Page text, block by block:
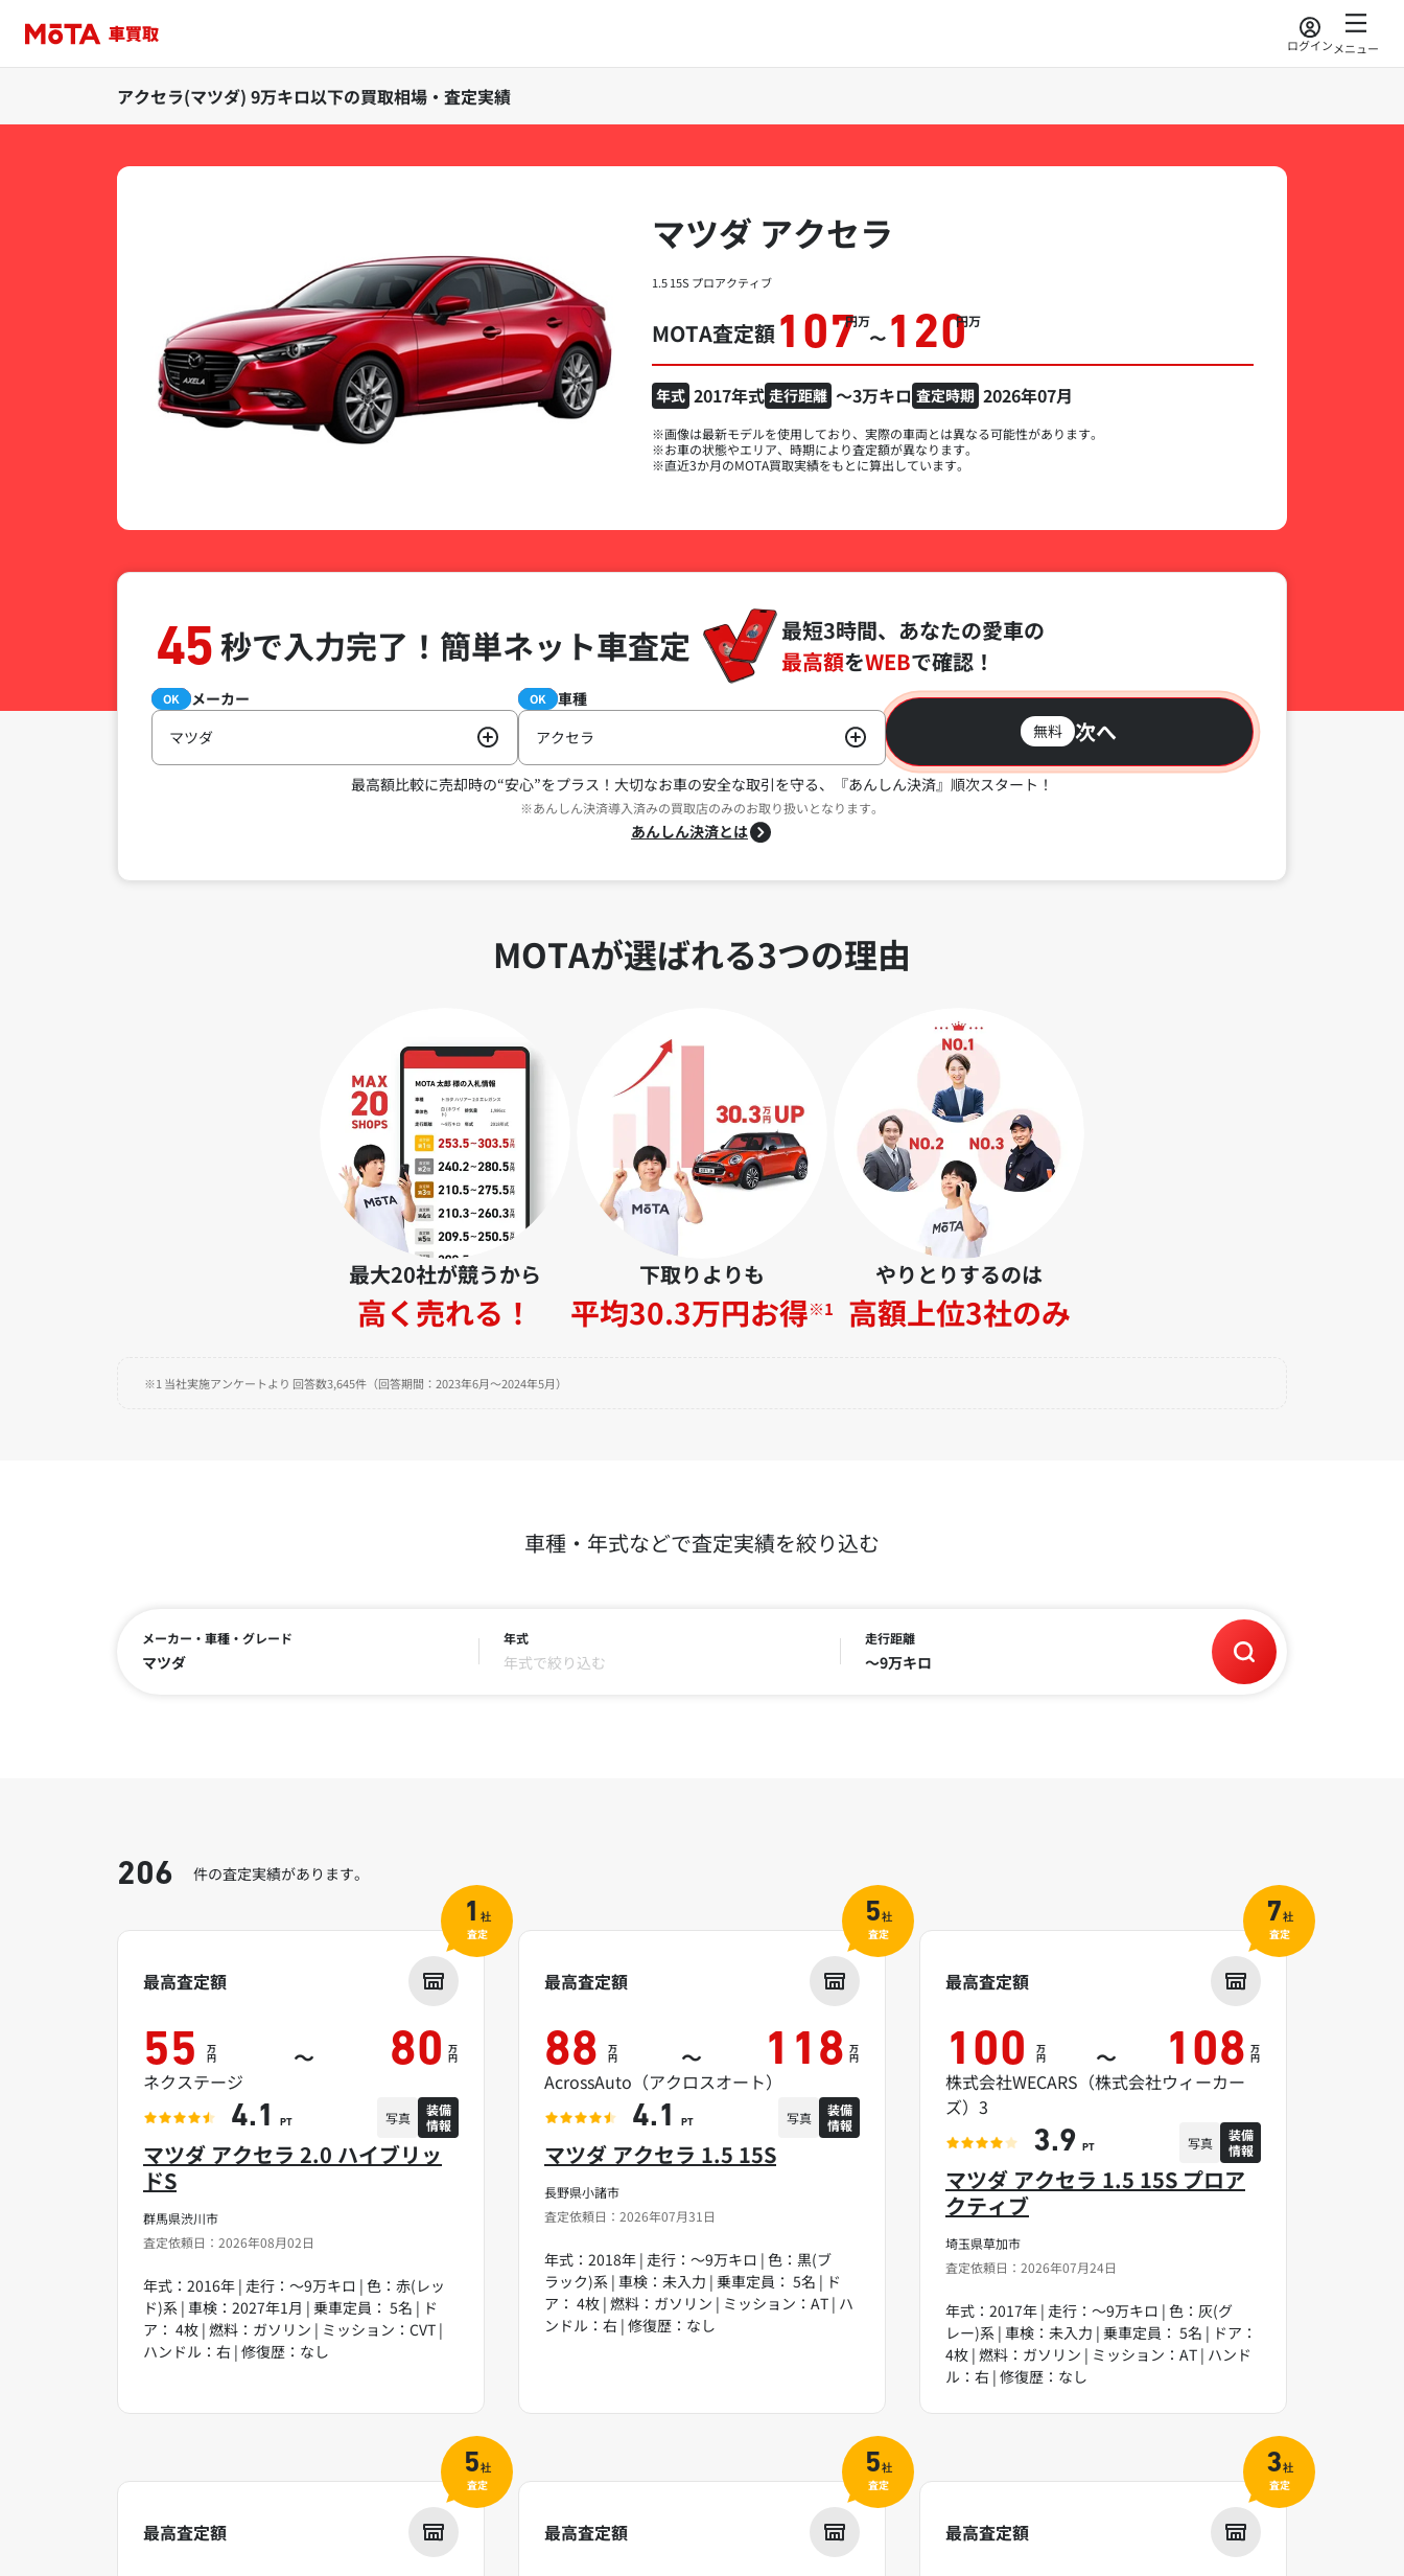
ログインメニュー
アクセラ(マツダ) 9万キロ以下の買取相場・査定実績
マツダ アクセラ
1.5 15S プロアクティブ
MOTA査定額 107万円
〜 120万円
年式 2017年式 走行距離 ～3万キロ 査定時期 2026年07月
※画像は最新モデルを使用しており、実際の車両とは異なる可能性があります。
※お車の状態やエリア、時期により査定額が異なります。
※直近3か月のMOTA買取実績をもとに算出しています。
45秒で入力完了！ 簡単ネット車査定
最短3時間、あなたの愛車の
最高額をWEBで確認！
必須 メーカー
OK
マツダ
必須 車種
OK
アクセラ 無料 次へ
最高額比較に売却時の“安心”をプラス！ 大切なお車の安全な取引を守る、『あんしん決済』順次スタート！
※あんしん決済導入済みの買取店のみのお取り扱いとなります。
あんしん決済とは
MOTAが選ばれる3つの理由
最大20社が競うから
高く売れる！
下取りよりも
平均30.3万円お得※1
やりとりするのは
高額上位3社のみ
※1 当社実施アンケートより 回答数3,645件（回答期間：2023年6月～2024年5月）
車種・年式などで査定実績を絞り込む
メーカー・車種・グレード
マツダ
年式
年式で絞り込む
走行距離
～9万キロ
206 件の査定実績があります。
群馬県渋川市
査定依頼日：2026年08月02日
マツダ アクセラ 2.0 ハイブリッ
ドS
年式：2016年 | 走行：～9万キロ | 色：赤(レッ
ド)系 | 車検：2027年1月 | 乗車定員： 5名 | ド
ア： 4枚 | 燃料：ガソリン | ミッション：CVT |
ハンドル：右 | 修復歴：なし
最高査定額
55 万
円 ～ 80 万
円
ネクステージ
4.1 PT 写真
装備
情報
1 社
査定
長野県小諸市
査定依頼日：2026年07月31日
マツダ アクセラ 1.5 15S
年式：2018年 | 走行：～9万キロ | 色：黒(ブ
ラック)系 | 車検：未入力 | 乗車定員： 5名 | ド
ア： 4枚 | 燃料：ガソリン | ミッション：AT | ハ
ンドル：右 | 修復歴：なし
最高査定額
88 万
円 ～ 118 万
円
AcrossAuto（アクロスオート）
4.1 PT 写真
装備
情報
5社
査定
埼玉県草加市
査定依頼日：2026年07月24日
マツダ アクセラ 1.5 15S プロア
クティブ
年式：2017年 | 走行：～9万キロ | 色：灰(グ
レー)系 | 車検：未入力 | 乗車定員： 5名 | ドア：
4枚 | 燃料：ガソリン | ミッション：AT | ハンド
ル：右 | 修復歴：なし
最高査定額
100 万
円 ～ 108 万
円
株式会社WECARS（株式会社ウィーカー
ズ）3
3.9 PT 写真
装備
情報
7社
査定
最高査定額
5社
査定
最高査定額
5社
査定
最高査定額
3社
査定